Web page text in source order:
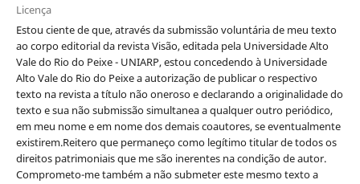
Licença
Estou ciente de que, através da submissão voluntária de meu texto
ao corpo editorial da revista Visão, editada pela Universidade Alto
Vale do Rio do Peixe - UNIARP, estou concedendo à Universidade
Alto Vale do Rio do Peixe a autorização de publicar o respectivo
texto na revista a título não oneroso e declarando a originalidade do
texto e sua não submissão simultanea a qualquer outro periódico,
em meu nome e em nome dos demais coautores, se eventualmente
existirem.Reitero que permaneço como legítimo titular de todos os
direitos patrimoniais que me são inerentes na condição de autor.
Comprometo-me também a não submeter este mesmo texto a